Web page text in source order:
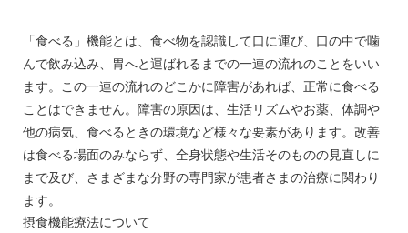
「食べる」機能とは、食べ物を認識して口に運び、口の中で噛
んで飲み込み、胃へと運ばれるまでの一連の流れのことをいい
ます。この一連の流れのどこかに障害があれば、正常に食べる
ことはできません。障害の原因は、生活リズムやお薬、体調や
他の病気、食べるときの環境など様々な要素があります。改善
は食べる場面のみならず、全身状態や生活そのものの見直しに
まで及び、さまざまな分野の専門家が患者さまの治療に関わり
ます。
摂食機能療法について